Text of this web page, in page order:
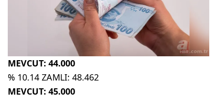
MEVCUT: 44.000
% 10.14 ZAMLI: 48.462
MEVCUT: 45.000